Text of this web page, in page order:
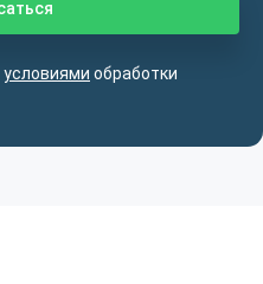
условиями обработки